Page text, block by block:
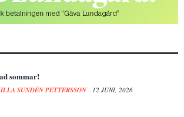
sommar!
SUNDÉN PETTERSSON 12 JUNI, 2026